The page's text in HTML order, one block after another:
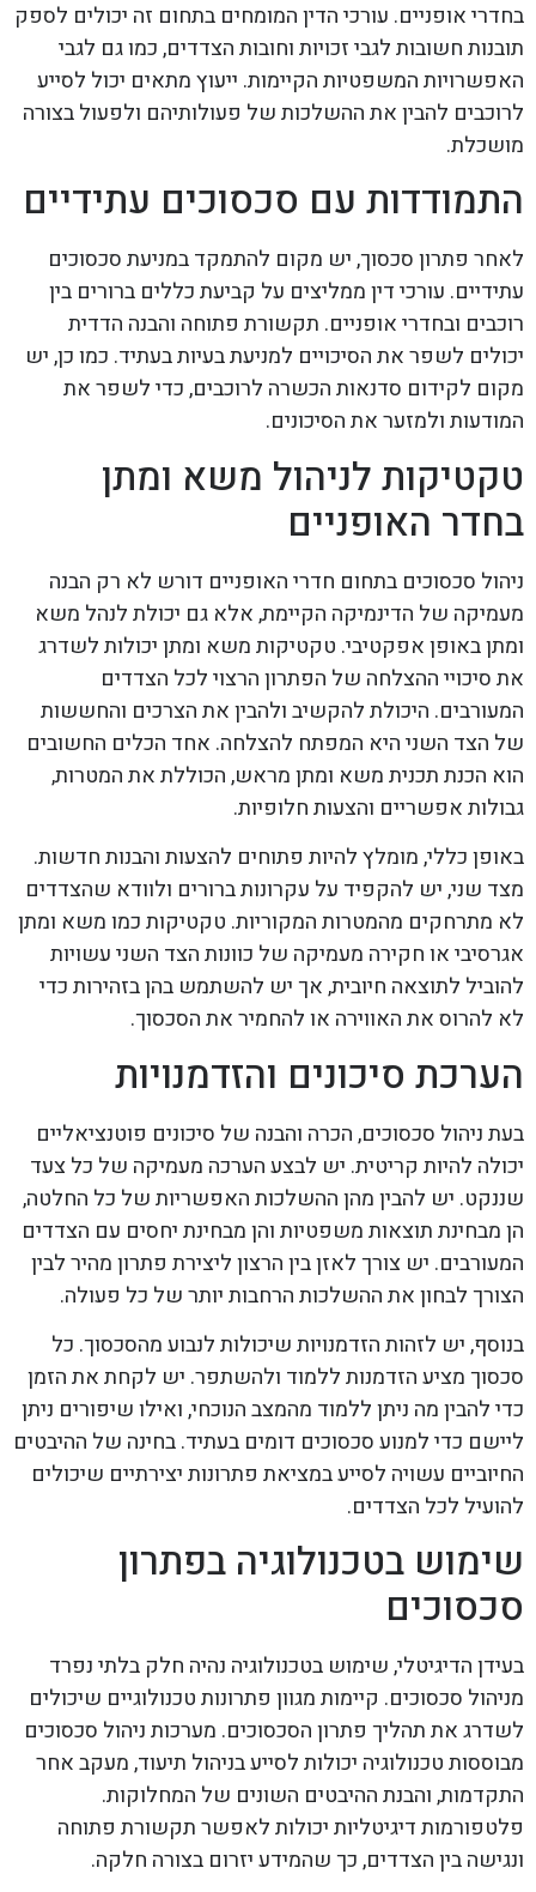
בחדרי אופניים. עורכי הדין המומחים בתחום זה יכולים לספק
תובנות חשובות לגבי זכויות וחובות הצדדים, כמו גם לגבי
האפשרויות המשפטיות הקיימות. ייעוץ מתאים יכול לסייע
לרוכבים להבין את ההשלכות של פעולותיהם ולפעול בצורה
מושכלת.
התמודדות עם סכסוכים עתידיים
לאחר פתרון סכסוך, יש מקום להתמקד במניעת סכסוכים
עתידיים. עורכי דין ממליצים על קביעת כללים ברורים בין
רוכבים ובחדרי אופניים. תקשורת פתוחה והבנה הדדית
יכולים לשפר את הסיכויים למניעת בעיות בעתיד. כמו כן, יש
מקום לקידום סדנאות הכשרה לרוכבים, כדי לשפר את
המודעות ולמזער את הסיכונים.
טקטיקות לניהול משא ומתן
בחדר האופניים
ניהול סכסוכים בתחום חדרי האופניים דורש לא רק הבנה
מעמיקה של הדינמיקה הקיימת, אלא גם יכולת לנהל משא
ומתן באופן אפקטיבי. טקטיקות משא ומתן יכולות לשדרג
את סיכויי ההצלחה של הפתרון הרצוי לכל הצדדים
המעורבים. היכולת להקשיב ולהבין את הצרכים והחששות
של הצד השני היא המפתח להצלחה. אחד הכלים החשובים
הוא הכנת תכנית משא ומתן מראש, הכוללת את המטרות,
גבולות אפשריים והצעות חלופיות.
באופן כללי, מומלץ להיות פתוחים להצעות והבנות חדשות.
מצד שני, יש להקפיד על עקרונות ברורים ולוודא שהצדדים
לא מתרחקים מהמטרות המקוריות. טקטיקות כמו משא ומתן
אגרסיבי או חקירה מעמיקה של כוונות הצד השני עשויות
להוביל לתוצאה חיובית, אך יש להשתמש בהן בזהירות כדי
לא להרוס את האווירה או להחמיר את הסכסוך.
הערכת סיכונים והזדמנויות
בעת ניהול סכסוכים, הכרה והבנה של סיכונים פוטנציאליים
יכולה להיות קריטית. יש לבצע הערכה מעמיקה של כל צעד
שננקט. יש להבין מהן ההשלכות האפשריות של כל החלטה,
הן מבחינת תוצאות משפטיות והן מבחינת יחסים עם הצדדים
המעורבים. יש צורך לאזן בין הרצון ליצירת פתרון מהיר לבין
הצורך לבחון את ההשלכות הרחבות יותר של כל פעולה.
בנוסף, יש לזהות הזדמנויות שיכולות לנבוע מהסכסוך. כל
סכסוך מציע הזדמנות ללמוד ולהשתפר. יש לקחת את הזמן
כדי להבין מה ניתן ללמוד מהמצב הנוכחי, ואילו שיפורים ניתן
ליישם כדי למנוע סכסוכים דומים בעתיד. בחינה של ההיבטים
החיוביים עשויה לסייע במציאת פתרונות יצירתיים שיכולים
להועיל לכל הצדדים.
שימוש בטכנולוגיה בפתרון
סכסוכים
בעידן הדיגיטלי, שימוש בטכנולוגיה נהיה חלק בלתי נפרד
מניהול סכסוכים. קיימות מגוון פתרונות טכנולוגיים שיכולים
לשדרג את תהליך פתרון הסכסוכים. מערכות ניהול סכסוכים
מבוססות טכנולוגיה יכולות לסייע בניהול תיעוד, מעקב אחר
התקדמות, והבנת ההיבטים השונים של המחלוקות.
פלטפורמות דיגיטליות יכולות לאפשר תקשורת פתוחה
ונגישה בין הצדדים, כך שהמידע יזרום בצורה חלקה.